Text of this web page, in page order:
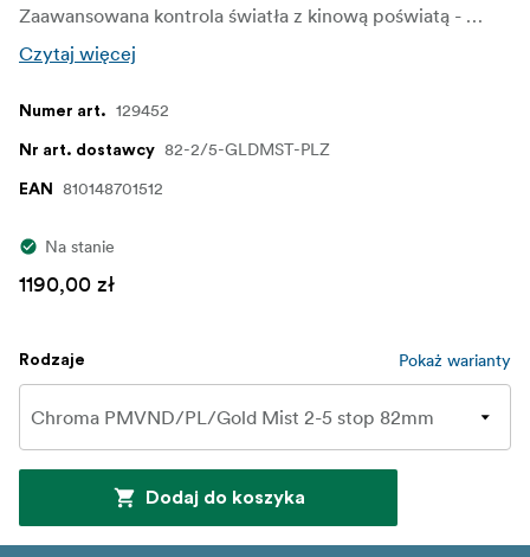
Zaawansowana kontrola światła z kinową poświatą - Filtr PolarPro Chroma PMVND/PL/Gold Mist 2-5 Stop jest przeznaczony dla filmowców i fotografów, którzy wymagają precyzyjnej kontroli nad światłem, odblaskami i atmosferą. Łącząc filtr o zmiennej gęstości neutralnej, filtr polaryzacyjny i miękką dyfuzję Gold Mist, filtr ten zapewnia elastyczność w zarządzaniu ekspozycją w jasnych warunkach, jednocześnie dodając ciepłą, kinową poświatę do materiału filmowego. Idealny do rejestrowania scen plenerowych o wysokim kontraście, filtr ten wydobywa bogate kolory, redukuje ostre odbicia i zmiękcza światła, tworząc senną, złotą atmosferę.
Czytaj więcej
Numer art. 129452
Nr art. dostawcy 82-2/5-GLDMST-PLZ
EAN 810148701512
Na stanie
1190,00 zł
Rodzaje Pokaż warianty
Dodaj do koszyka